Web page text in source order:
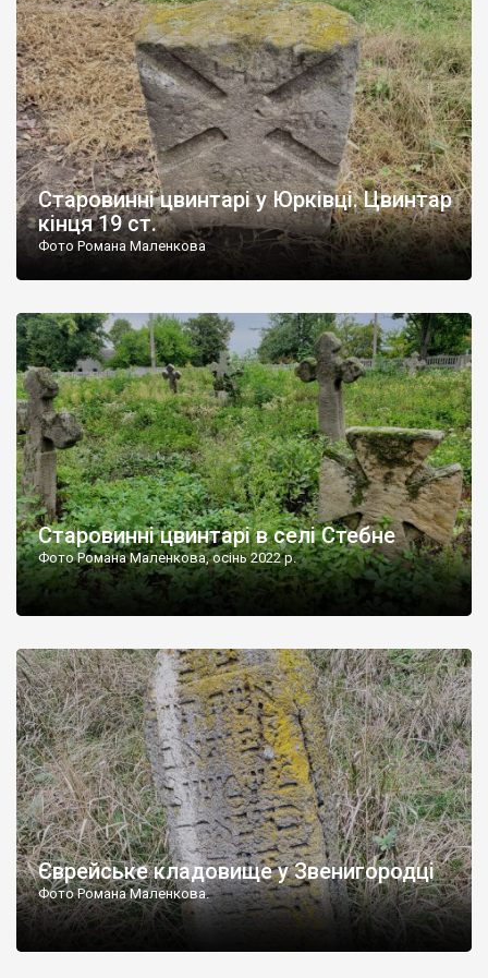
Старовинні цвинтарі у Юрківці. Цвинтар
кінця 19 ст.
Фото Романа Маленкова
Старовинні цвинтарі в селі Стебне
Фото Романа Маленкова, осінь 2022 р.
Єврейське кладовище у Звенигородці
Фото Романа Маленкова.